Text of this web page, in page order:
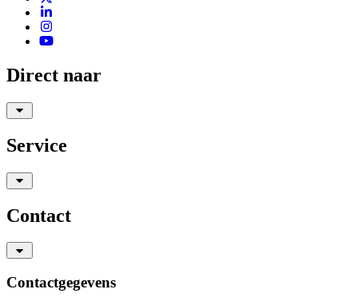
Direct naar
Service
Contact
Contactgegevens